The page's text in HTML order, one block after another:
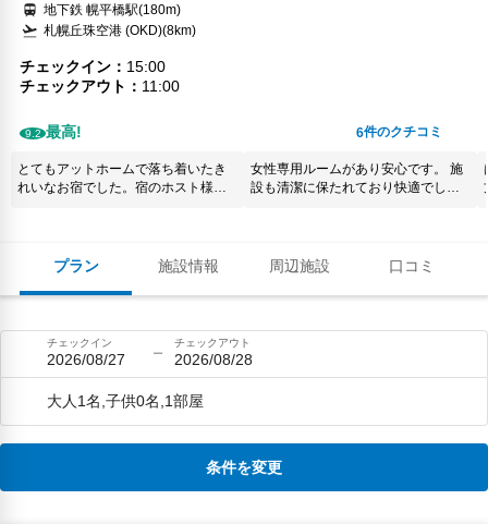
プラン 施設情報 周辺施設 口コミ
地下鉄 幌平橋駅(180m)
札幌丘珠空港 (OKD)(8km)
チェックイン
15:00
チェックアウト
11:00
9.2 最高! 6件のクチコミ
とてもアットホームで落ち着いたき
れいなお宿でした。宿のホスト様も
女性専用ルームがあり安心です。 施
設も清潔に保たれており快適でし
チェックイン
2026/08/27
チェックアウト
2026/08/28
大人1名,子供0名,1部屋
条件を変更